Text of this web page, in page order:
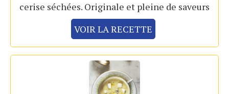
cerise séchées. Originale et pleine de saveurs
VOIR LA RECETTE